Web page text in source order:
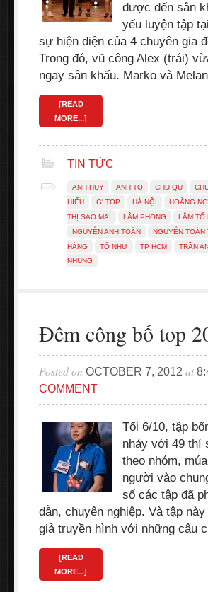
được đến sân
yếu luyện tập
sự hiện diện của 4 chuyên gia
Trong đó, vũ công Alex (trái)
ngay sân khấu. Marko và
[READ
MORE...]
TIN TỨC
ANH HUY ANH TO CHU QU
HIẾU
G' TOP HÀ NỘI HOÀNG
THỊ SAO MAI
LÂM PHONG LÂM TỐ
NGUYỄN ANH TOÀN
NGUYỄN TOÀN
HẰNG
TỐ NHƯ TP HCM TRẦN
NHUNG
Đêm công bố top
Posted on OCTOBER 7, 2012 at
COMMENT
Tối 6/10, tập
nhảy với 49 thí
theo nhóm,
người vào
số các tập đã
dẫn, chuyên nghiệp. Và tập
giả truyền hình với những câu
[READ
MORE...]